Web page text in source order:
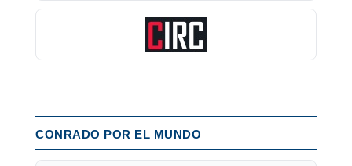
CONRADO POR EL MUNDO